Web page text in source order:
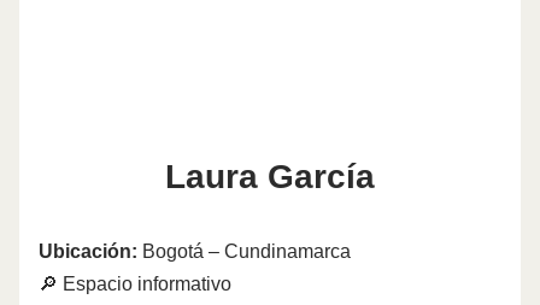
Laura García
Ubicación: Bogotá – Cundinamarca
🔎 Espacio informativo